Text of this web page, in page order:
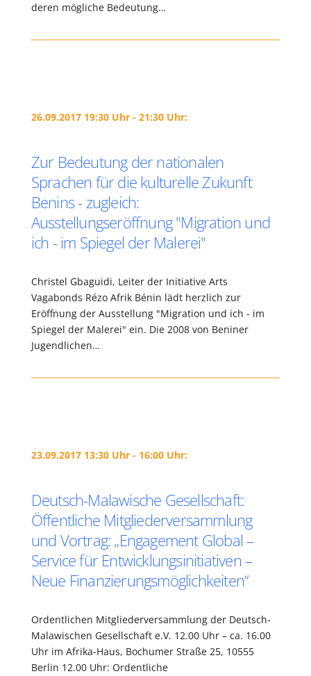
deren mögliche Bedeutung…
26.09.2017 19:30 Uhr - 21:30 Uhr:
Zur Bedeutung der nationalen
Sprachen für die kulturelle Zukunft
Benins - zugleich:
Ausstellungseröffnung "Migration und
ich - im Spiegel der Malerei"
Christel Gbaguidi, Leiter der Initiative Arts
Vagabonds Rézo Afrik Bénin lädt herzlich zur
Eröffnung der Ausstellung "Migration und ich - im
Spiegel der Malerei" ein. Die 2008 von Beniner
Jugendlichen…
23.09.2017 13:30 Uhr - 16:00 Uhr:
Deutsch-Malawische Gesellschaft:
Öffentliche Mitgliederversammlung
und Vortrag: „Engagement Global –
Service für Entwicklungsinitiativen –
Neue Finanzierungsmöglichkeiten“
Ordentlichen Mitgliederversammlung der Deutsch-
Malawischen Gesellschaft e.V. 12.00 Uhr – ca. 16.00
Uhr im Afrika-Haus, Bochumer Straße 25, 10555
Berlin 12.00 Uhr: Ordentliche